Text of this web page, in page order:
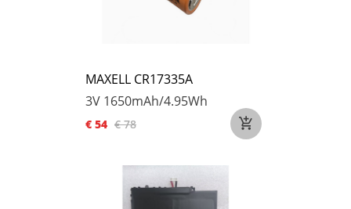
MAXELL CR17335A
3V 1650mAh/4.95Wh
€ 54 € 78